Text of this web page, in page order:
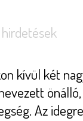
hirdetések
kívül két
Az